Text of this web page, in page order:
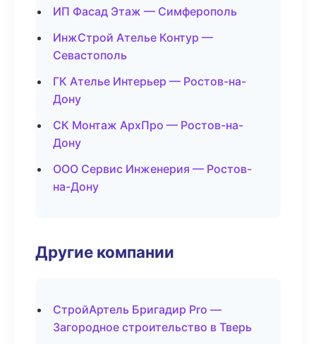
ИП Фасад Этаж — Симферополь
ИнжСтрой Ателье Контур —
Севастополь
ГК Ателье Интерьер — Ростов-на-
Дону
СК Монтаж АрхПро — Ростов-на-
Дону
ООО Сервис Инженерия — Ростов-
на-Дону
Другие компании
СтройАртель Бригадир Pro —
Загородное строительство в Тверь